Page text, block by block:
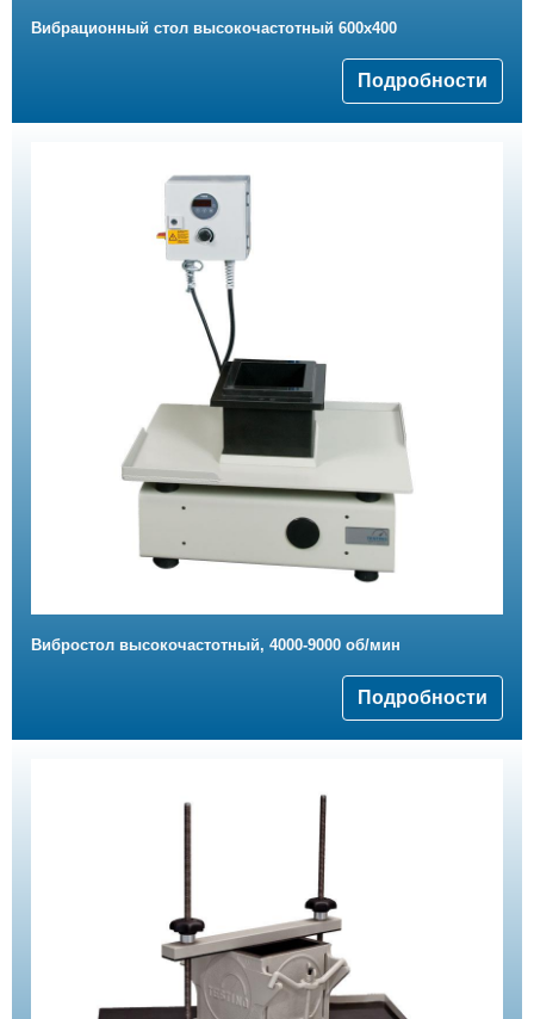
Вибрационный стол высокочастотный 600x400
Подробности
Вибростол высокочастотный, 4000-9000 об/мин
Подробности